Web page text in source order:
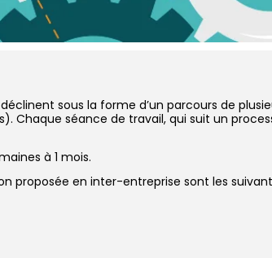
sous la forme d’un parcours de
Chaque séance de travail, qui suit un
à 1 mois.
proposée en inter-entreprise sont les